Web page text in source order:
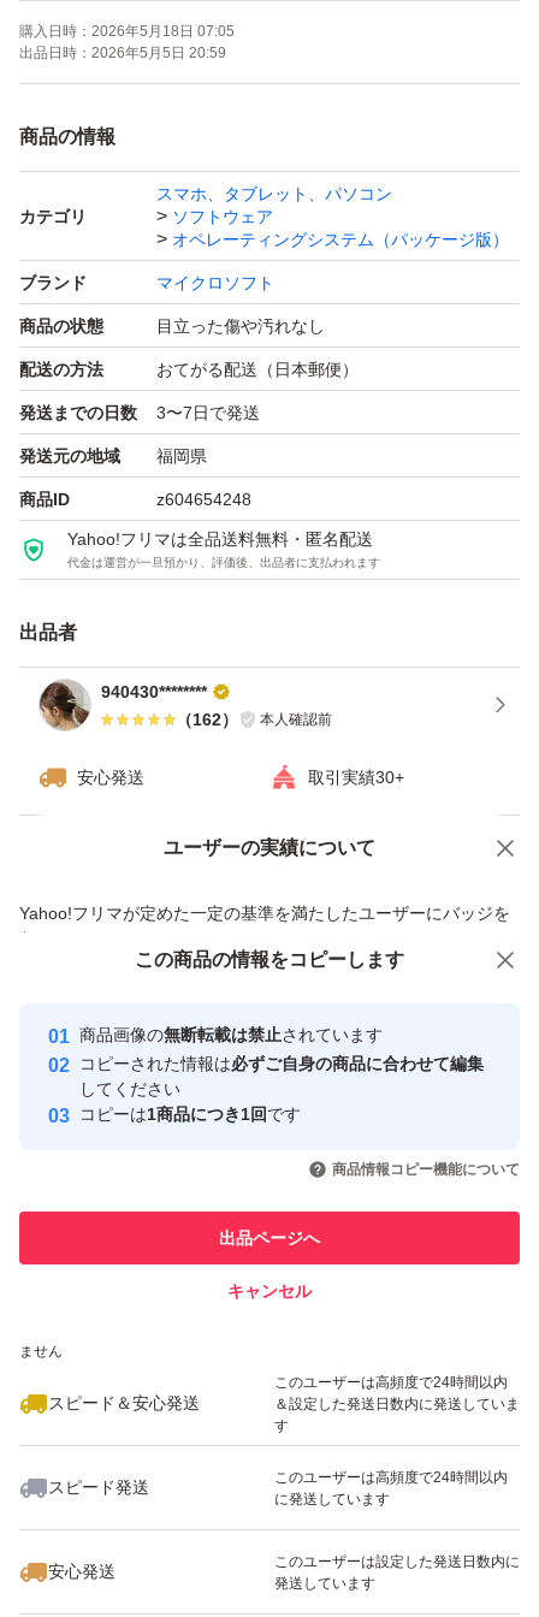
購入日時： 2026年5月18日 07:05
出品日時： 2026年5月5日 20:59
商品の情報
カテゴリ
スマホ、タブレット、パソコン
ソフトウェア
オペレーティングシステム（パッケージ版）
ブランド マイクロソフト
商品の状態 目立った傷や汚れなし
配送の方法 おてがる配送（日本郵便）
発送までの日数 3〜7日で発送
発送元の地域 福岡県
商品ID z604654248
Yahoo!フリマは全品送料無料・匿名配送
代金は運営が一旦預かり、評価後、出品者に支払われます
出品者
940430********
（162） 本人確認前
安心発送 取引実績30+
ユーザーの実績について
Yahoo!フリマが定めた一定の基準を満たしたユーザーにバッジを
付与しています
安心取引出品者
心・安全なユーザーです
取引実績
引を完了させた実績があります
での取引実績があります
ません
スピード＆安心発送
このユーザーは高頻度で24時間以内
＆設定した発送日数内に発送していま
す
スピード発送
このユーザーは高頻度で24時間以内
に発送しています
安心発送
このユーザーは設定した発送日数内に
発送しています
価格の相談 商品への質問
この商品の情報をコピーします
商品画像の無断転載は禁止されています
コピーされた情報は必ずご自身の商品に合わせて編集
してください
コピーは1商品につき1回です
商品情報コピー機能について
出品ページへ
キャンセル
この商品をみている人にオススメ
いいね！
1,100